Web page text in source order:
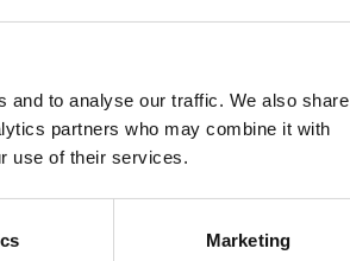
and to analyse our traffic. We also share
partners who may combine it with
use of their services.
Marketing
°C
20 mA (2 wire)